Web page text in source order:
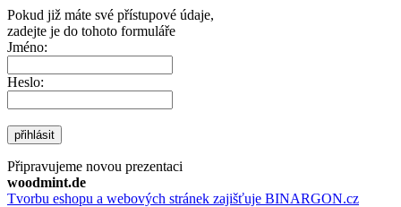
Pokud již máte své přístupové údaje,
zadejte je do tohoto formuláře
Jméno:
Heslo:
přihlásit
Připravujeme novou prezentaci
woodmint.de
Tvorbu eshopu a webových stránek zajišťuje BINARGON.cz